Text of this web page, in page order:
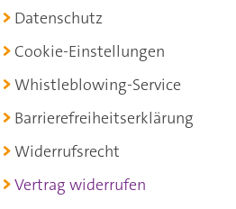
Datenschutz
Cookie-Einstellungen
Whistleblowing-Service
Barrierefreiheitserklärung
Widerrufsrecht
Vertrag widerrufen